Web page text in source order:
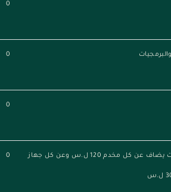
0
0
0
في حال خدمة مسح البرمجيات أو الشبكات يضاف عن كل مخدم 120 ل.س وعن كل جهاز 0